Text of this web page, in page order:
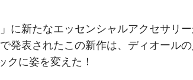
」に新たなエッセンシャルアクセサリ
発表されたこの新作は、ディオール
クに姿を変えた！